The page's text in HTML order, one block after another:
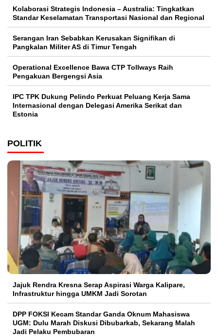
Kolaborasi Strategis Indonesia – Australia: Tingkatkan
Standar Keselamatan Transportasi Nasional dan Regional
Serangan Iran Sebabkan Kerusakan Signifikan di
Pangkalan Militer AS di Timur Tengah
Operational Excellence Bawa CTP Tollways Raih
Pengakuan Bergengsi Asia
IPC TPK Dukung Pelindo Perkuat Peluang Kerja Sama
Internasional dengan Delegasi Amerika Serikat dan
Estonia
POLITIK
Jajuk Rendra Kresna Serap Aspirasi Warga Kalipare,
Infrastruktur hingga UMKM Jadi Sorotan
DPP FOKSI Kecam Standar Ganda Oknum Mahasiswa
UGM: Dulu Marah Diskusi Dibubarkab, Sekarang Malah
Jadi Pelaku Pembubaran